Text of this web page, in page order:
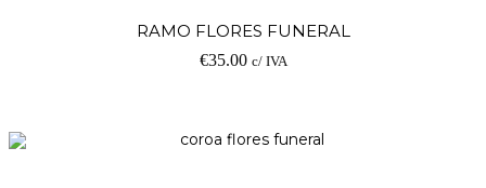
RAMO FLORES FUNERAL
€35.00 c/ IVA